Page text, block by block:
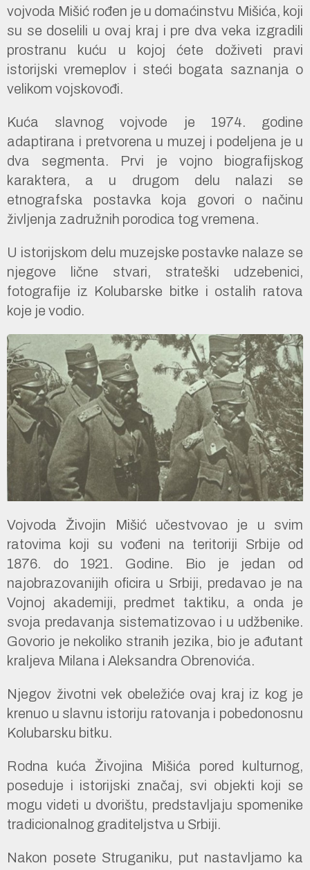
vojvoda Mišić rođen je u domaćinstvu Mišića, koji
su se doselili u ovaj kraj i pre dva veka izgradili
prostranu kuću u kojoj ćete doživeti pravi
istorijski vremeplov i steći bogata saznanja o
velikom vojskovođi.
Kuća slavnog vojvode je 1974. godine
adaptirana i pretvorena u muzej i podeljena je u
dva segmenta. Prvi je vojno biografijskog
karaktera, a u drugom delu nalazi se
etnografska postavka koja govori o načinu
življenja zadružnih porodica tog vremena.
U istorijskom delu muzejske postavke nalaze se
njegove lične stvari, strateški udzebenici,
fotografije iz Kolubarske bitke i ostalih ratova
koje je vodio.
Vojvoda Živojin Mišić učestvovao je u svim
ratovima koji su vođeni na teritoriji Srbije od
1876. do 1921. Godine. Bio je jedan od
najobrazovanijih oficira u Srbiji, predavao je na
Vojnoj akademiji, predmet taktiku, a onda je
svoja predavanja sistematizovao i u udžbenike.
Govorio je nekoliko stranih jezika, bio je ađutant
kraljeva Milana i Aleksandra Obrenovića.
Njegov životni vek obeležiće ovaj kraj iz kog je
krenuo u slavnu istoriju ratovanja i pobedonosnu
Kolubarsku bitku.
Rodna kuća Živojina Mišića pored kulturnog,
poseduje i istorijski značaj, svi objekti koji se
mogu videti u dvorištu, predstavljaju spomenike
tradicionalnog graditeljstva u Srbiji.
Nakon posete Struganiku, put nastavljamo ka